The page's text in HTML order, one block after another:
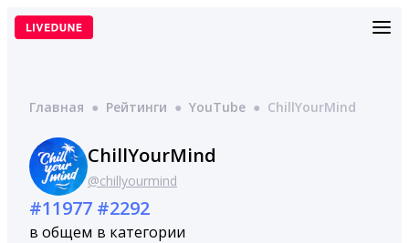
Перейти
Главная ● Рейтинги ● YouTube ● ChillYourMind
ChillYourMind
@chillyourmind
#11977
в общем
#2292
в категории